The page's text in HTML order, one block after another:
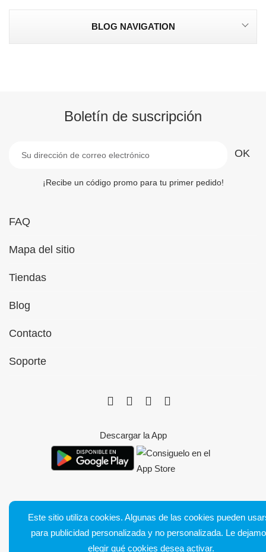
BLOG NAVIGATION
Boletín de suscripción
¡Recibe un código promo para tu primer pedido!
FAQ
Mapa del sitio
Tiendas
Blog
Contacto
Soporte
Descargar la App
Bluetens. Tous droits réservés
Condiciones generales de venta
Este sitio utiliza cookies. Algunas de las cookies pueden
para publicidad personalizada y no personalizada. Le
elegir qué cookies desea activar.